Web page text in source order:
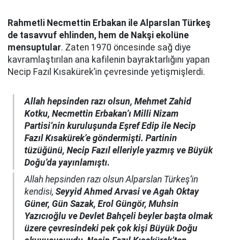
Rahmetli Necmettin Erbakan ile Alparslan Türkeş
de tasavvuf ehlinden, hem de Nakşi ekolüne
mensuptular. Zaten 1970 öncesinde sağ diye
kavramlaştırılan ana kafilenin bayraktarlığını yapan
Necip Fazıl Kısakürek’in çevresinde yetişmişlerdi.
Allah hepsinden razı olsun, Mehmet Zahid
Kotku, Necmettin Erbakan’ı Milli Nizam
Partisi’nin kuruluşunda Eşref Edip ile Necip
Fazıl Kısakürek’e göndermişti. Partinin
tüzüğünü, Necip Fazıl elleriyle yazmış ve Büyük
Doğu’da yayınlamıştı.
Allah hepsinden razı olsun Alparslan Türkeş’in
kendisi, Seyyid Ahmed Arvasi ve Agah Oktay
Güner, Gün Sazak, Erol Güngör, Muhsin
Yazıcıoğlu ve Devlet Bahçeli beyler başta olmak
üzere çevresindeki pek çok kişi Büyük Doğu